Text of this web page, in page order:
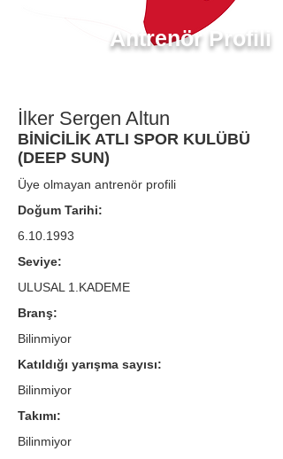
Antrenör Profili
İlker Sergen Altun
BİNİCİLİK ATLI SPOR KULÜBÜ
(DEEP SUN)
Üye olmayan antrenör profili
Doğum Tarihi:
6.10.1993
Seviye:
ULUSAL 1.KADEME
Branş:
Bilinmiyor
Katıldığı yarışma sayısı:
Bilinmiyor
Takımı:
Bilinmiyor